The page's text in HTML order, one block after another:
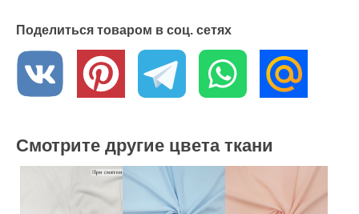
Поделиться товаром в соц. сетях
Смотрите другие цвета ткани